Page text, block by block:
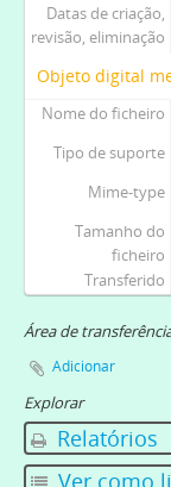
Datas de criação,
revisão, eliminação
Objeto digital
Nome do ficheiro
Tipo de suporte
Mime-type
Tamanho do
ficheiro
Transferido
Área de
Adicionar
Explorar
Relatórios
Ver como